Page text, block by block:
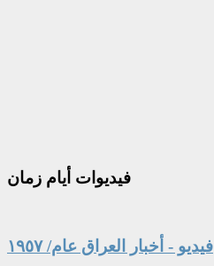
فيديوات أيام زمان
فيديو - أخبار العراق عام/ ١٩٥٧